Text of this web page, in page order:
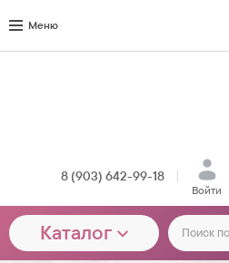
Меню
8 (903) 642-99-18
Войти
Каталог